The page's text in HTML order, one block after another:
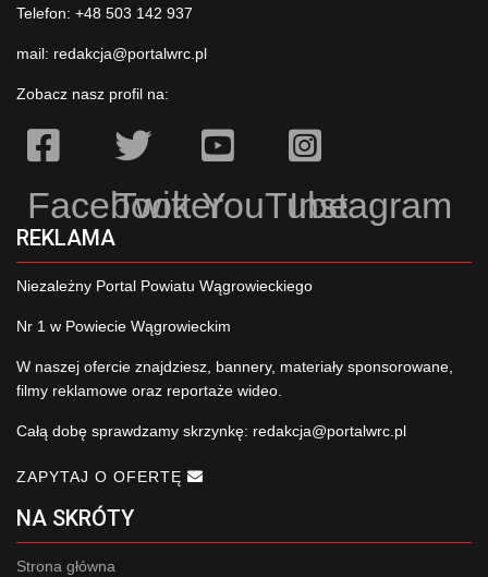
Telefon: +48 503 142 937
mail: redakcja@portalwrc.pl
Zobacz nasz profil na:
Facebook
TwitterYouTubeInstagram
REKLAMA
Niezależny Portal Powiatu Wągrowieckiego
Nr 1 w Powiecie Wągrowieckim
W naszej ofercie znajdziesz, bannery, materiały sponsorowane,
filmy reklamowe oraz reportaże wideo.
Całą dobę sprawdzamy skrzynkę: redakcja@portalwrc.pl
ZAPYTAJ O OFERTĘ
NA SKRÓTY
Strona główna